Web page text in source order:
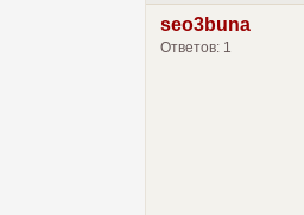
seo3buna
Ответов: 1